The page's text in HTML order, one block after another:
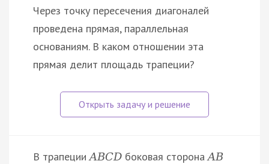
Через точку пересечения диагоналей
проведена прямая, параллельная
основаниям. В каком отношении эта
прямая делит площадь трапеции?
В трапецииABCD боковая сторонаAB